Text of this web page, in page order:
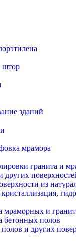
штор
зданий
мрамора
гранита и
из
и
бетонных полов
и других